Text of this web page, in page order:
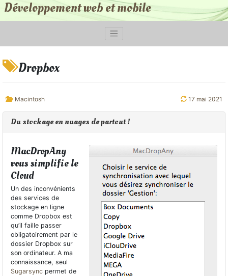
Développement web et mobile
Dropbox
Macintosh 17 mai 2021
Du stockage en nuages de partout !
MacDropAny
vous simplifie le
Cloud
Un des inconvénients
des services de
stockage en ligne
comme Dropbox est
qu’il faille passer
obligatoirement par le
dossier Dropbox sur
son ordinateur. A ma
connaissance, seul
Sugarsync permet de